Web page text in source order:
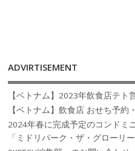
ADVIRTISEMENT
【ベトナム】2023年飲食店テト
【ベトナム】飲食店 おせち予約
2024年春に完成予定のコンドミ
「ミドリパーク・ザ・グローリ